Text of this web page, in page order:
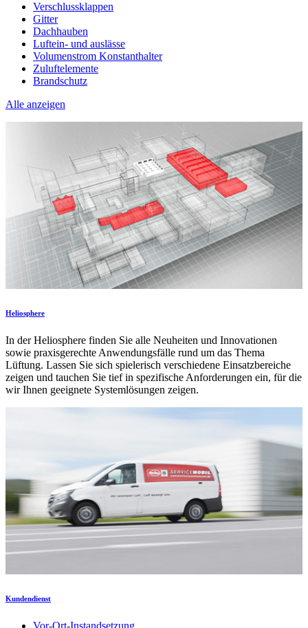
Verschlussklappen
Gitter
Dachhauben
Luftein- und auslässe
Volumenstrom Konstanthalter
Zuluftelemente
Brandschutz
Alle anzeigen
Heliosphere
In der Heliosphere finden Sie alle Neuheiten und Innovationen
sowie praxisgerechte Anwendungsfälle rund um das Thema
Lüftung. Lassen Sie sich spielerisch verschiedene Einsatzbereiche
zeigen und tauchen Sie tief in spezifische Anforderungen ein, für die
wir Ihnen geeignete Systemlösungen zeigen.
Kundendienst